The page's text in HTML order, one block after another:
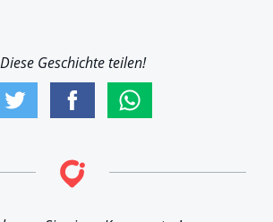
Diese Geschichte teilen!